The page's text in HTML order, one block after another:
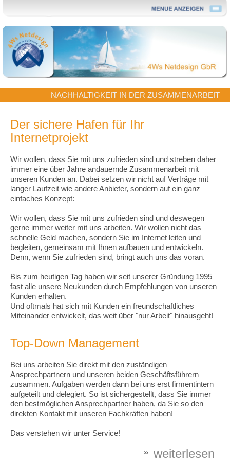
NACHHALTIGKEIT IN DER ZUSAMMENARBEIT
Der sichere Hafen für Ihr
Internetprojekt
Wir wollen, dass Sie mit uns zufrieden sind und streben daher
immer eine über Jahre andauernde Zusammenarbeit mit
unseren Kunden an. Dabei setzen wir nicht auf Verträge mit
langer Laufzeit wie andere Anbieter, sondern auf ein ganz
einfaches Konzept:
Wir wollen, dass Sie mit uns zufrieden sind und deswegen
gerne immer weiter mit uns arbeiten. Wir wollen nicht das
schnelle Geld machen, sondern Sie im Internet leiten und
begleiten, gemeinsam mit Ihnen aufbauen und entwickeln.
Denn, wenn Sie zufrieden sind, bringt auch uns das voran.
Bis zum heutigen Tag haben wir seit unserer Gründung 1995
fast alle unsere Neukunden durch Empfehlungen von unseren
Kunden erhalten.
Und oftmals hat sich mit Kunden ein freundschaftliches
Miteinander entwickelt, das weit über "nur Arbeit" hinausgeht!
Top-Down Management
Bei uns arbeiten Sie direkt mit den zuständigen
Ansprechpartnern und unseren beiden Geschäftsführern
zusammen. Aufgaben werden dann bei uns erst firmentintern
aufgeteilt und delegiert. So ist sichergestellt, dass Sie immer
den bestmöglichen Ansprechpartner haben, da Sie so den
direkten Kontakt mit unseren Fachkräften haben!
Das verstehen wir unter Service!
weiterlesen